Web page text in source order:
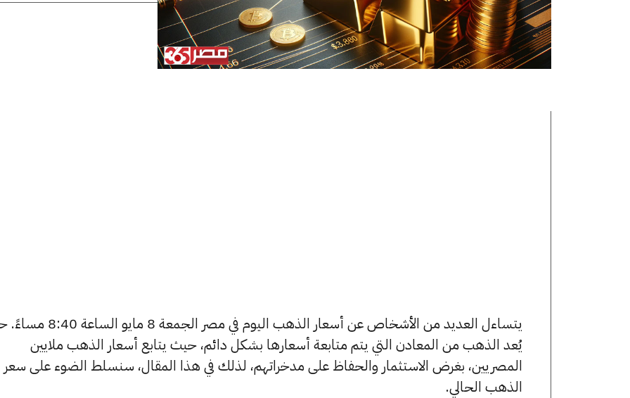
يتساءل العديد من الأشخاص عن أسعار الذهب اليوم في مصر
يُعد الذهب من المعادن التي يتم متابعة أسعارها بشكل دائم، حيث يتابع أسعار الذهب ملايين
المصريين، بغرض الاستثمار والحفاظ على مدخراتهم، لذلك في هذا المقال، سنسلط الضوء على سعر
الذهب الحالي.